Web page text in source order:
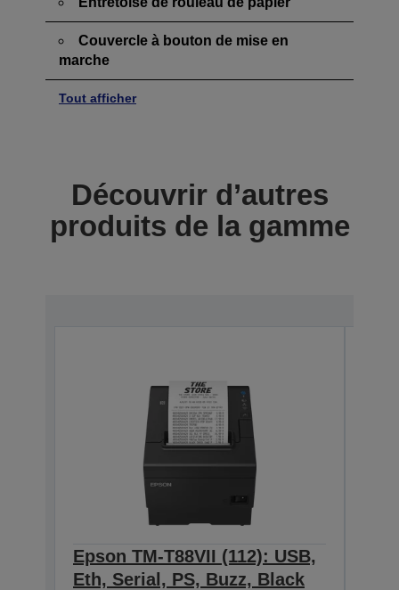
Couvercle à bouton de mise en
marche
Tout afficher
Découvrir d’autres
produits de la gamme
Epson TM-T88VII (112): USB,
Eth, Serial, PS, Buzz, Black